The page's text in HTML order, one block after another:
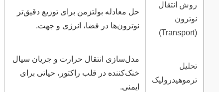
روش انتقال
نوترون
(Transport)
حل معادله بولتزمن برای توزیع دقیق‌تر
نوترون‌ها در فضا، انرژی و جهت.
تحلیل
ترموهیدرولیک
مدل‌سازی انتقال حرارت و جریان سیال
خنک‌کننده در قلب راکتور، حیاتی برای
ایمنی.